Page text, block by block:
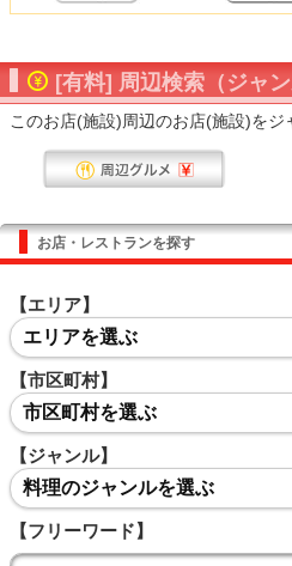
[有料] 周辺検索（ジャン
このお店(施設)周辺のお店(施設)をジ
お店・レストランを探す
【エリア】
エリアを選ぶ
【市区町村】
市区町村を選ぶ
【ジャンル】
料理のジャンルを選ぶ
【フリーワード】